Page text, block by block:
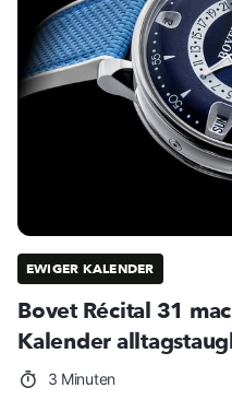
EWIGER KALENDER
Bovet Récital 31
Kalender
3 Minuten